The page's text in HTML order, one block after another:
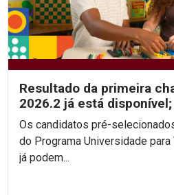
Resultado da primeira
2026.2 já está
enviar...
Os candidatos pré-
do Programa Universidade
já podem...